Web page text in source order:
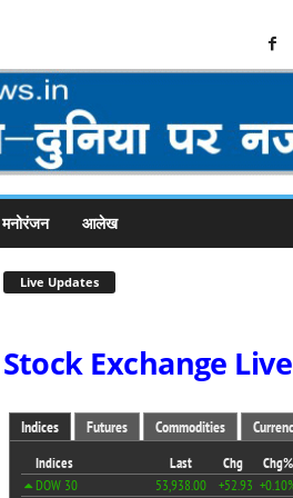
मनोरंजन आलेख
Live Updates
Stock Exchange Live